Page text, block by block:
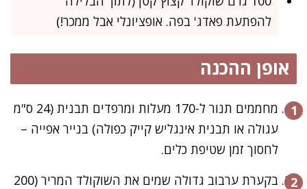
להפתעת פאדג' בפה. אופציונלי אבל ממכר!)
אופן ההכנה
מחממים תנור ל-170 מעלות ומרפדים תבנית (24 ס"מ
עגולה או תבנית אינגליש קייק כפולה) בנייר אפייה –
לחסוך זמן שטיפת כלים.
בקערת ערבוב גדולה שמים את השוקולד המריר (200